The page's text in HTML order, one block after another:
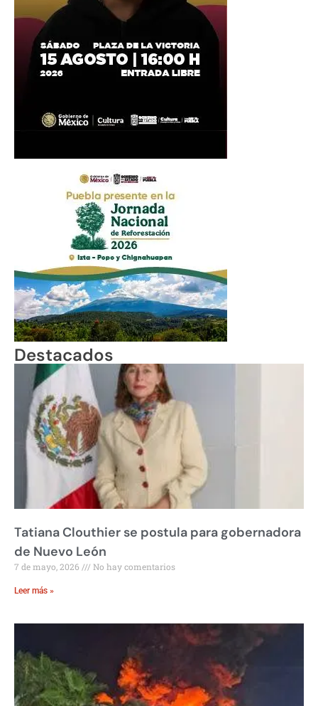
Destacados
Tatiana Clouthier se postula para gobernadora
de Nuevo León
7 de mayo, 2026 No hay comentarios
Leer más »